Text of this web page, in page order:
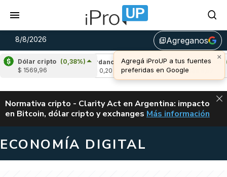
8/8/2026 library_addAgreganos
×
Agregá iProUP a tus fuentes
preferidas en Google
Dólar cripto (0,38%)
$ 1569,96
Cardano (-0,30%)
Avalanche
u$s 6,52
ALERTA
Normativa cripto - Clarity Act en Argentina: impacto
en Bitcoin, dólar cripto y exchanges CLARITY ACT EN
Más información
ECONOMÍA DIGITAL